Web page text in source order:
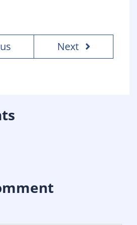
Next